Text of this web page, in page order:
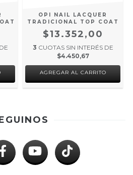
OPI NAIL LACQUER
TRADICIONAL TOP COAT
$13.352,00
3 CUOTAS SIN INTERÉS DE
$4.450,67